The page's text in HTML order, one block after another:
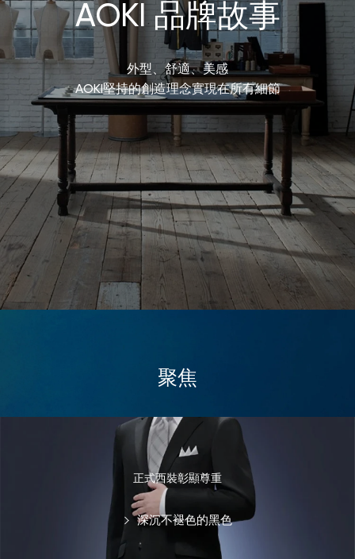
AOKI 品牌故事
外型、舒適、美感
AOKI堅持的創造理念實現在所有細節
聚焦
正式西裝彰顯尊重
深沉不褪色的黑色